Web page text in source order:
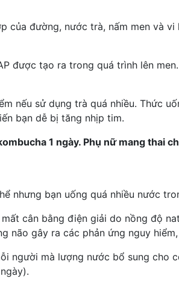
của đường, nước trà, nấm men và
được tạo ra trong quá trình lên
nếu sử dụng trà quá nhiều. Thức
bạn dễ bị tăng nhịp tim.
1 ngày. Phụ nữ mang thai
nhưng bạn uống quá nhiều nước
cân bằng điện giải do nồng độ
não gây ra các phản ứng nguy
người mà lượng nước bổ sung cho